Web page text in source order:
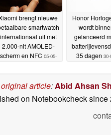
brengt nieuwe
smartwatch
internationaal uit met
2.000-nit AMOLED-
scherm en NFC 05-05-
Honor
wordt
gelanceerd
35 dagen
original article:Abid Ahsan
on Notebookchecksince